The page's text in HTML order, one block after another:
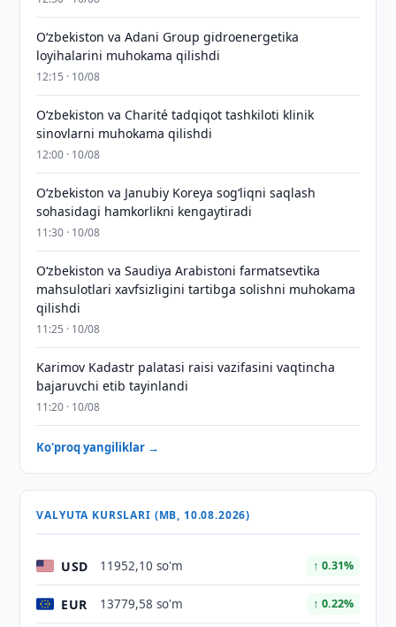
Oʻzbekiston va Adani Group gidroenergetika
loyihalarini muhokama qilishdi
12:15 · 10/08
Oʻzbekiston va Charité tadqiqot tashkiloti klinik
sinovlarni muhokama qilishdi
12:00 · 10/08
Oʻzbekiston va Janubiy Koreya sogʻliqni saqlash
sohasidagi hamkorlikni kengaytiradi
11:30 · 10/08
Oʻzbekiston va Saudiya Arabistoni farmatsevtika
mahsulotlari xavfsizligini tartibga solishni muhokama
qilishdi
11:25 · 10/08
Karimov Kadastr palatasi raisi vazifasini vaqtincha
bajaruvchi etib tayinlandi
11:20 · 10/08
Ko'proq yangiliklar →
VALYUTA KURSLARI (MB, 10.08.2026)
USD 11952,10 so'm ↑ 0.31%
EUR 13779,58 so'm ↑ 0.22%